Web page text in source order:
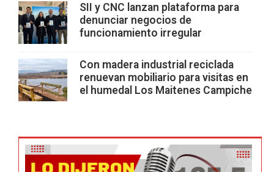
SII y CNC lanzan plataforma para
denunciar negocios de
funcionamiento irregular
Con madera industrial reciclada
renuevan mobiliario para visitas en
el humedal Los Maitenes Campiche